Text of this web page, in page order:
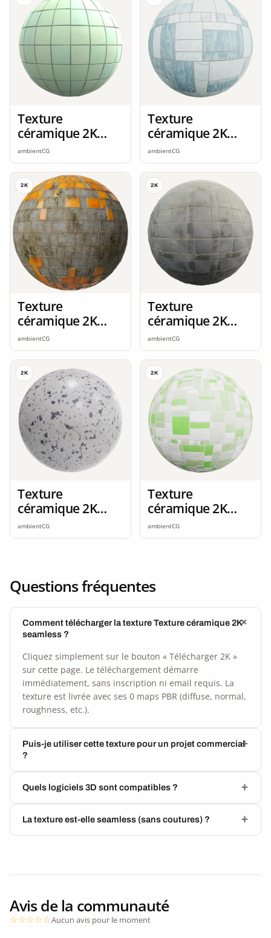
Texture
céramique 2K
seamless
ambientCG
Texture
céramique 2K
seamless
ambientCG
2K
Texture
céramique 2K
seamless
ambientCG
2K
Texture
céramique 2K
seamless
ambientCG
2K
Texture
céramique 2K
seamless
ambientCG
2K
Texture
céramique 2K
seamless
ambientCG
Questions fréquentes
Comment télécharger la texture Texture céramique 2K
seamless ?
Cliquez simplement sur le bouton « Télécharger 2K »
sur cette page. Le téléchargement démarre
immédiatement, sans inscription ni email requis. La
texture est livrée avec ses 0 maps PBR (diffuse, normal,
roughness, etc.).
Puis-je utiliser cette texture pour un projet commercial
?
Quels logiciels 3D sont compatibles ?
La texture est-elle seamless (sans coutures) ?
Avis de la communauté
Aucun avis pour le moment